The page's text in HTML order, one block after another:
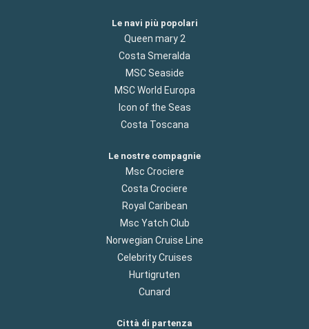
Le navi più popolari
Queen mary 2
Costa Smeralda
MSC Seaside
MSC World Europa
Icon of the Seas
Costa Toscana
Le nostre compagnie
Msc Crociere
Costa Crociere
Royal Caribean
Msc Yatch Club
Norwegian Cruise Line
Celebrity Cruises
Hurtigruten
Cunard
Città di partenza